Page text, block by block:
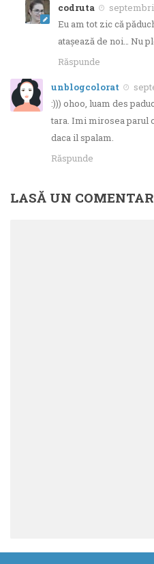
codruta
Eu am tot zic că
ataşează de noi… Nu
Răspunde
unblogcolorat
:))) ohoo, luam des
tara. Imi mirosea parul
daca il spalam.
Răspunde
LASĂ UN